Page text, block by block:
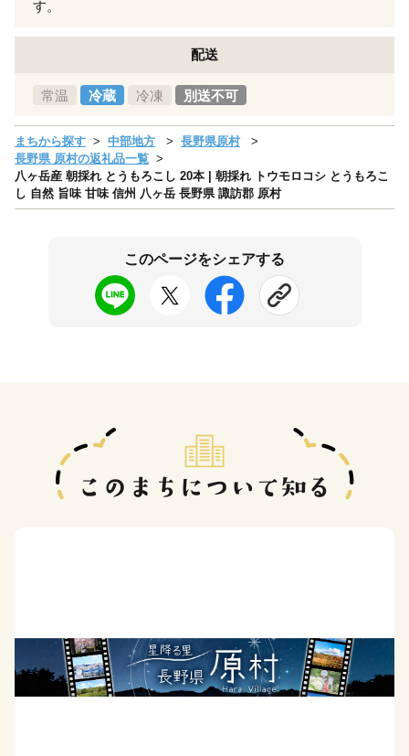
す。
配送
常温 冷蔵 冷凍 別送不可
まちから探す 中部地方
長野県原村
長野県 原村の返礼品一覧
八ヶ岳産 朝採れ とうもろこし 20本 | 朝採れ トウモロコシ とうもろこ
し 自然 旨味 甘味 信州 八ヶ岳 長野県 諏訪郡 原村
このページをシェアする